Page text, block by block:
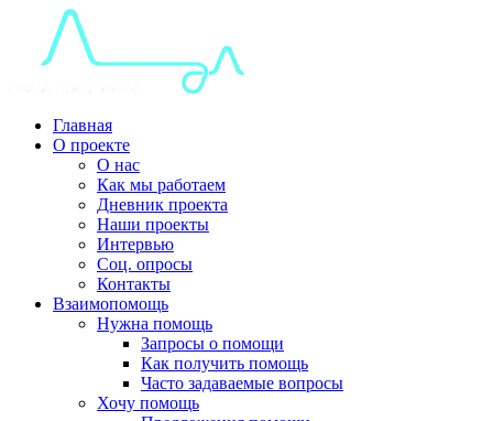
Главная
О проекте
О нас
Как мы работаем
Дневник проекта
Наши проекты
Интервью
Соц. опросы
Контакты
Взаимопомощь
Нужна помощь
Запросы о помощи
Как получить помощь
Часто задаваемые вопросы
Хочу помощь